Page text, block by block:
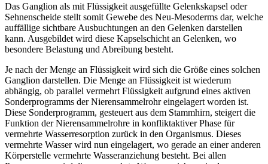
Das Ganglion als mit Flüssigkeit ausgefüllte Gelenkskapsel oder
Sehnenscheide stellt somit Gewebe des Neu-Mesoderms dar, welche
auffällige sichtbare Ausbuchtungen an den Gelenken darstellen
kann. Ausgebildet wird diese Kapselschicht an Gelenken, wo
besondere Belastung und Abreibung besteht.
Je nach der Menge an Flüssigkeit wird sich die Größe eines solchen
Ganglion darstellen. Die Menge an Flüssigkeit ist wiederum
abhängig, ob parallel vermehrt Flüssigkeit aufgrund eines aktiven
Sonderprogramms der Nierensammelrohr eingelagert worden ist.
Diese Sonderprogramm, gesteuert aus dem Stammhirn, steigert die
Funktion der Nierensammelrohre in konfliktaktiver Phase für
vermehrte Wasserresorption zurück in den Organismus. Dieses
vermehrte Wasser wird nun eingelagert, wo gerade an einer anderen
Körperstelle vermehrte Wasseranziehung besteht. Bei allen